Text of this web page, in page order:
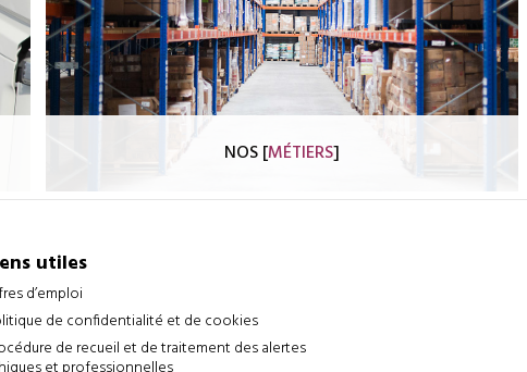
NOS [MÉTIERS]
Le Groupe Hautier dispose d’une expertise dans plus de20 métiers
Chaque jour, elles relèvent le défi de vous apporter la meilleure
utiles
d’emploi
de confidentialité et de cookies
de recueil et de traitement des alertes